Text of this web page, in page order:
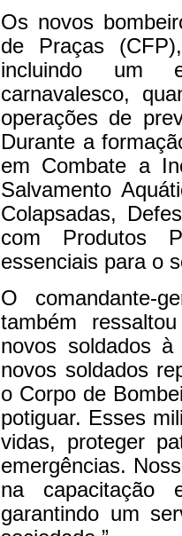
Os novos
de Praças
incluindo um
carnavalesco,
operações de
Durante a
em Combate a
Salvamento
Colapsadas,
com Produtos
essenciais para o
O comandante-
também
novos soldados
novos soldados
o Corpo de
potiguar. Esses
vidas, proteger
emergências.
na capacitação
garantindo um